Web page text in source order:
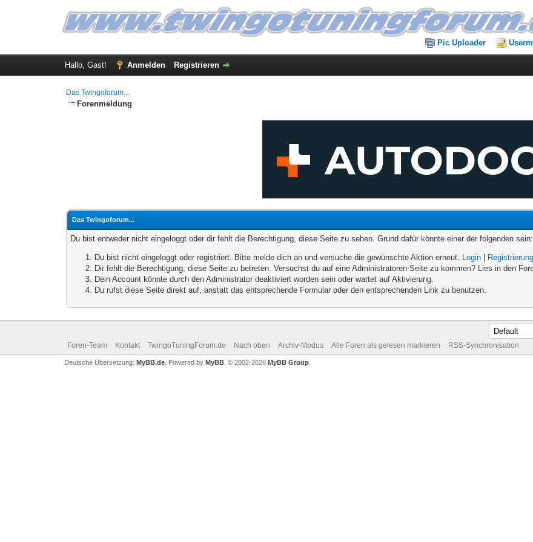
Pic Uploader
Hallo, Gast! Anmelden Registrieren
Das Twingoforum...
Forenmeldung
Das Twingoforum...
Du bist entweder nicht eingeloggt oder dir fehlt die Berechtigung, diese Seite zu sehen. Grund dafür könnte einer der folgenden sein:
Du bist nicht eingeloggt oder registriert. Bitte melde dich an und versuche die gewünschte Aktion erneut. Login
Dir fehlt die Berechtigung, diese Seite zu betreten. Versuchst du auf eine Administratoren-Seite zu kommen? Lies in den
Dein Account könnte durch den Administrator deaktiviert worden sein oder wartet auf Aktivierung.
Du rufst diese Seite direkt auf, anstatt das entsprechende Formular oder den entsprechenden Link zu benutzen.
Foren-Team Kontakt TwingoTuningForum.de Nach oben Archiv-Modus Alle Foren als gelesen markieren RSS-Synchronisation
Deutsche Übersetzung: MyBB.de, Powered by MyBB, © 2002-2026 MyBB Group.